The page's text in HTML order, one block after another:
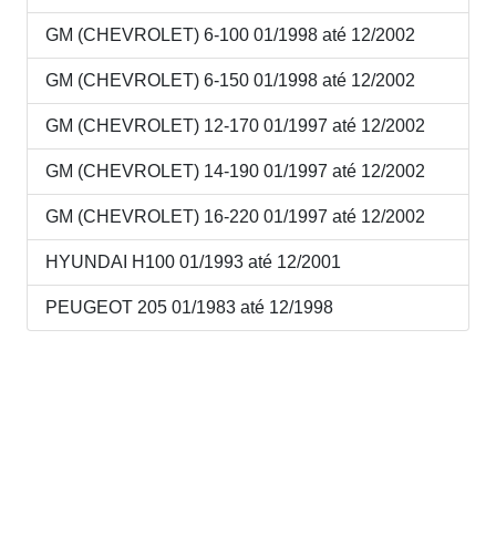
GM (CHEVROLET) 6-100 01/1998 até 12/2002
GM (CHEVROLET) 6-150 01/1998 até 12/2002
GM (CHEVROLET) 12-170 01/1997 até 12/2002
GM (CHEVROLET) 14-190 01/1997 até 12/2002
GM (CHEVROLET) 16-220 01/1997 até 12/2002
HYUNDAI H100 01/1993 até 12/2001
PEUGEOT 205 01/1983 até 12/1998